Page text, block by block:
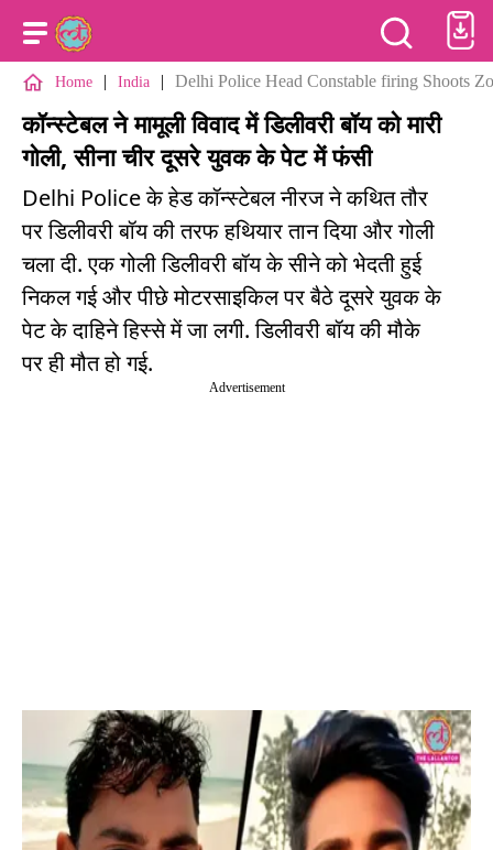
Home | India | Delhi Police Head Constable firing Shoots
कॉन्स्टेबल ने मामूली विवाद में डिलीवरी बॉय को मारी
गोली, सीना चीर दूसरे युवक के पेट में फंसी
Delhi Police के हेड कॉन्स्टेबल नीरज ने कथित तौर
पर डिलीवरी बॉय की तरफ हथियार तान दिया और गोली
चला दी. एक गोली डिलीवरी बॉय के सीने को भेदती हुई
निकल गई और पीछे मोटरसाइकिल पर बैठे दूसरे युवक के
पेट के दाहिने हिस्से में जा लगी. डिलीवरी बॉय की मौके
पर ही मौत हो गई.
Advertisement